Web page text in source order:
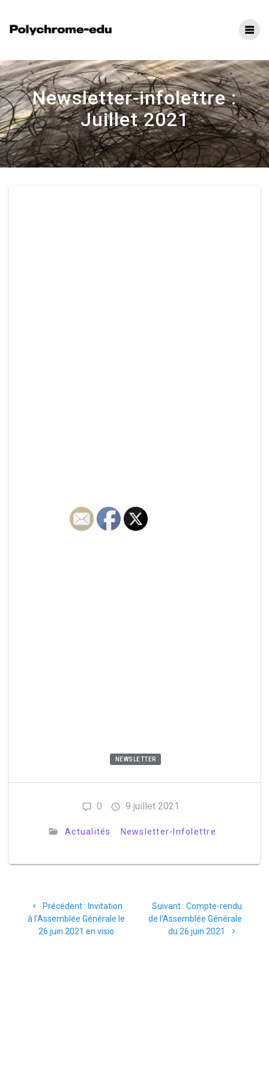
Newsletter-infolettre :
Juillet 2021
NEWSLETTER
0 9 juillet 2021
Actualités Newsletter-Infolettre
Précédent : Invitation
à l’Assemblée Générale le
26 juin 2021 en visio
Suivant : Compte-rendu
de l’Assemblée Générale
du 26 juin 2021